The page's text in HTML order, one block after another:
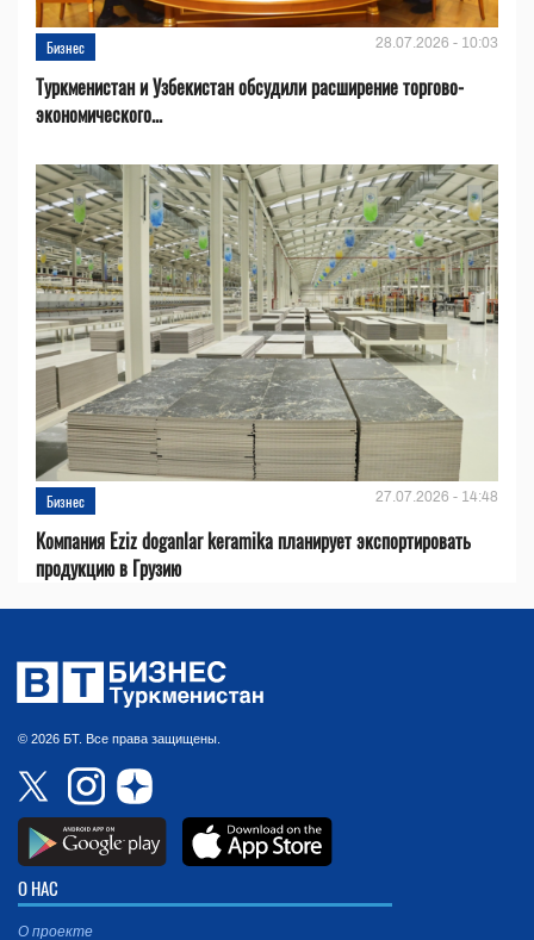
Бизнес 28.07.2026 - 10:03
Туркменистан и Узбекистан обсудили расширение торгово-
экономического...
Бизнес 27.07.2026 - 14:48
Компания Eziz doganlar keramika планирует экспортировать
продукцию в Грузию
© 2026 БТ. Все права защищены.
О НАС
О проекте